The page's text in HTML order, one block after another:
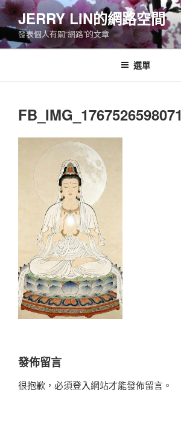
跳
至
主
要
JERRY LIN的網路空間
發表個人有關“網路”的文章
選單
FB_IMG_1767526598071
發佈留言
很抱歉，必須登入網站才能發佈留言。